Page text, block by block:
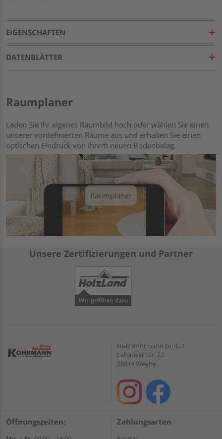
EIGENSCHAFTEN
DATENBLÄTTER
Raumplaner
Laden Sie Ihr eigenes Raumbild hoch oder wählen Sie einen
unserer vordefinierten Räume aus und erhalten Sie einen
optischen Eindruck von Ihrem neuen Bodenbelag.
Raumplaner
Unsere Zertifizierungen und Partner
Holz Köhrmann GmbH
Lahauser Str. 22
28844 Weyhe
Öffnungszeiten: Zahlungsarten